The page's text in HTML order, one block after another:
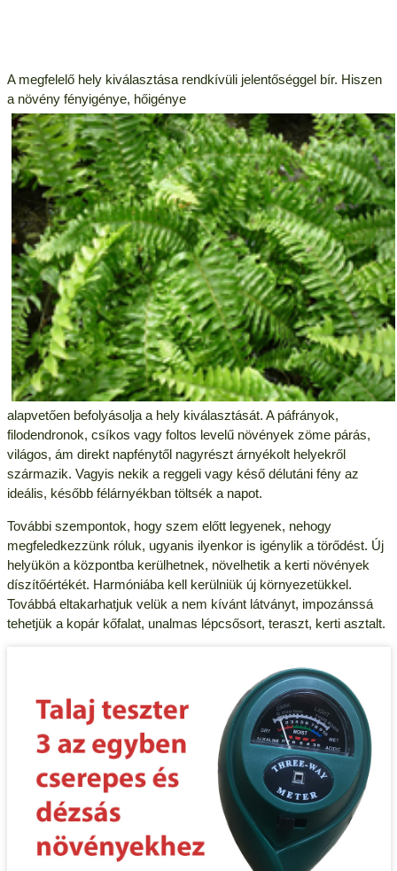
A megfelelő hely kiválasztása rendkívüli jelentőséggel bír. Hiszen
a növény fényigénye, hőigénye
alapvetően befolyásolja a hely kiválasztását. A páfrányok,
filodendronok, csíkos vagy foltos levelű növények zöme párás,
világos, ám direkt napfénytől nagyrészt árnyékolt helyekről
származik. Vagyis nekik a reggeli vagy késő délutáni fény az
ideális, később félárnyékban töltsék a napot.
További szempontok, hogy szem előtt legyenek, nehogy
megfeledkezzünk róluk, ugyanis ilyenkor is igénylik a törődést. Új
helyükön a központba kerülhetnek, növelhetik a kerti növények
díszítőértékét. Harmóniába kell kerülniük új környezetükkel.
Továbbá eltakarhatjuk velük a nem kívánt látványt, impozánssá
tehetjük a kopár kőfalat, unalmas lépcsősort, teraszt, kerti asztalt.